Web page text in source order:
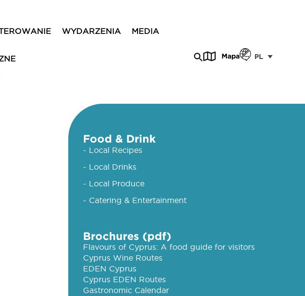
WYDARZENIA MEDIA
Mapa PL
Food & Drink
- Local Recipes
- Local Drinks
- Local Produce
- Catering & Entertainment
Brochures (pdf)
Flavours of Cyprus: A food guide for visitors
Cyprus Wine Routes
EDEN Cyprus
Cyprus EDEN Routes
Gastronomic Calendar